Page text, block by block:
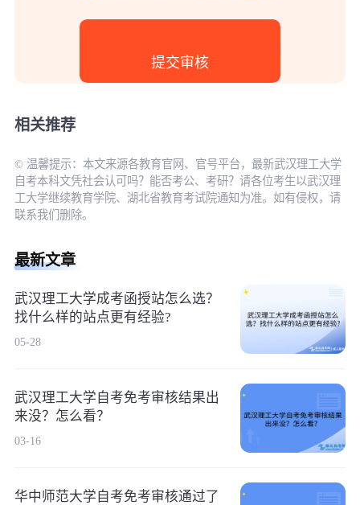
相关推荐
© 温馨提示：本文来源各教育官网、官号平台，最新武汉理工大学
自考本科文凭社会认可吗？能否考公、考研？请各位考生以武汉理
工大学继续教育学院、湖北省教育考试院通知为准。如有侵权，请
联系我们删除。
最新文章
武汉理工大学成考函授站怎么选？
找什么样的站点更有经验?
05-28
武汉理工大学自考免考审核结果出
来没？怎么看？
03-16
华中师范大学自考免考审核通过了